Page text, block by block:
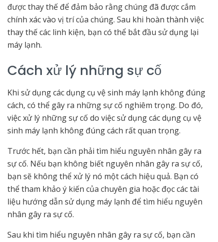
được thay thế để đảm bảo rằng chúng đã được cắm
chính xác vào vị trí của chúng. Sau khi hoàn thành việc
thay thế các linh kiện, bạn có thể bắt đầu sử dụng lại
máy lạnh.
Cách xử lý những sự cố
Khi sử dụng các dụng cụ vệ sinh máy lạnh không đúng
cách, có thể gây ra những sự cố nghiêm trọng. Do đó,
việc xử lý những sự cố do việc sử dụng các dụng cụ vệ
sinh máy lạnh không đúng cách rất quan trọng.
Trước hết, bạn cần phải tìm hiểu nguyên nhân gây ra
sự cố. Nếu bạn không biết nguyên nhân gây ra sự cố,
bạn sẽ không thể xử lý nó một cách hiệu quả. Bạn có
thể tham khảo ý kiến của chuyên gia hoặc đọc các tài
liệu hướng dẫn sử dụng máy lạnh để tìm hiểu nguyên
nhân gây ra sự cố.
Sau khi tìm hiểu nguyên nhân gây ra sự cố, bạn cần